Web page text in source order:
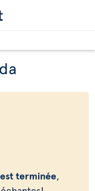
terminée,